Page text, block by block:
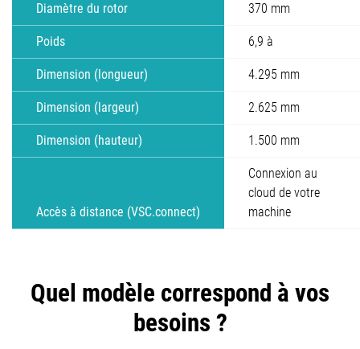
Diamètre du rotor 370 mm
Poids 6,9 à
Dimension (longueur) 4.295 mm
Dimension (largeur) 2.625 mm
Dimension (hauteur) 1.500 mm
Accès à distance (VSC.connect)
Connexion au
cloud de votre
machine
Quel modèle correspond à vos
besoins ?